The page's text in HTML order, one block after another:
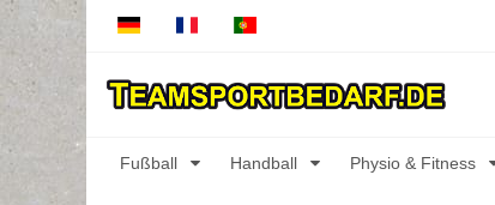
Fußball Handball Physio & Fitness